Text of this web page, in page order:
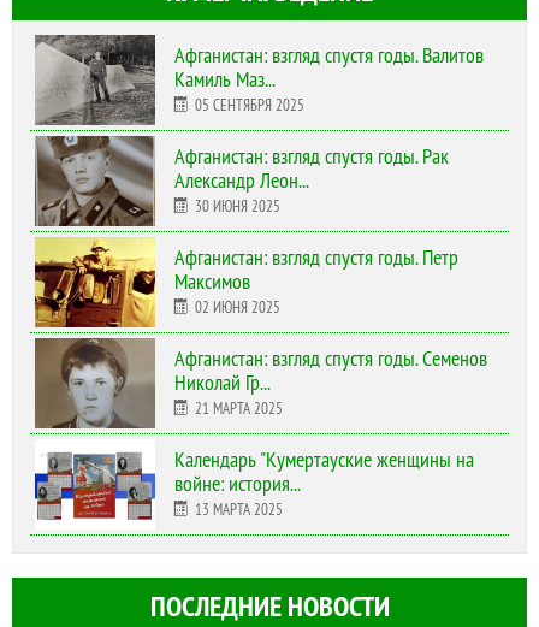
Афганистан: взгляд спустя годы. Валитов
Камиль Маз...
05 СЕНТЯБРЯ 2025
Афганистан: взгляд спустя годы. Рак
Александр Леон...
30 ИЮНЯ 2025
Афганистан: взгляд спустя годы. Петр
Максимов
02 ИЮНЯ 2025
Афганистан: взгляд спустя годы. Семенов
Николай Гр...
21 МАРТА 2025
Календарь "Кумертауские женщины на
войне: история...
13 МАРТА 2025
ПОСЛЕДНИЕ НОВОСТИ